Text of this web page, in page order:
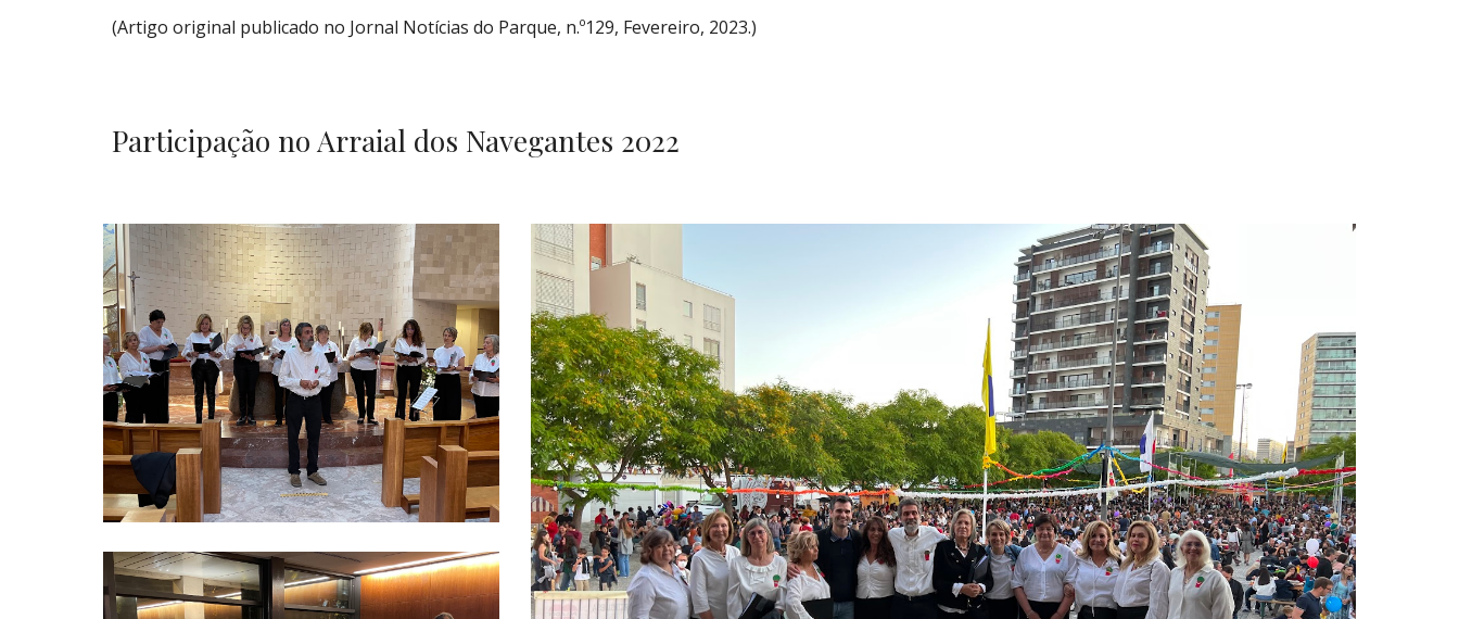
(Artigo original publicado no Jornal Notícias do Parque, n.º129, Fevereiro, 2023.)
Participação no Arraial dos Navegantes 2022